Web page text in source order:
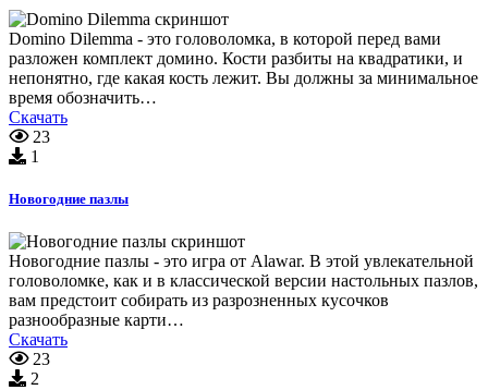
Domino Dilemma - это головоломка, в которой перед вами
разложен комплект домино. Кости разбиты на квадратики, и
непонятно, где какая кость лежит. Вы должны за минимальное
время обозначить…
Скачать
23
1
Новогодние пазлы
Новогодние пазлы - это игра от Alawar. В этой увлекательной
головоломке, как и в классической версии настольных пазлов,
вам предстоит собирать из разрозненных кусочков
разнообразные карти…
Скачать
23
2